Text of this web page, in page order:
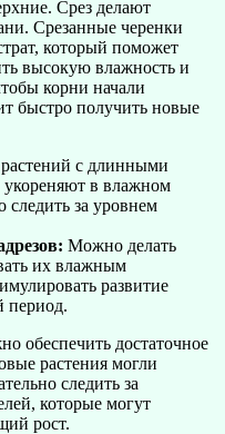
Срез делают
Срезанные черенки
который поможет
высокую влажность и
корни начали
быстро получить новые
с длинными
в влажном
следить за уровнем
Можно делать
их влажным
развитие
период.
обеспечить достаточное
растения могли
следить за
которые могут
рост.